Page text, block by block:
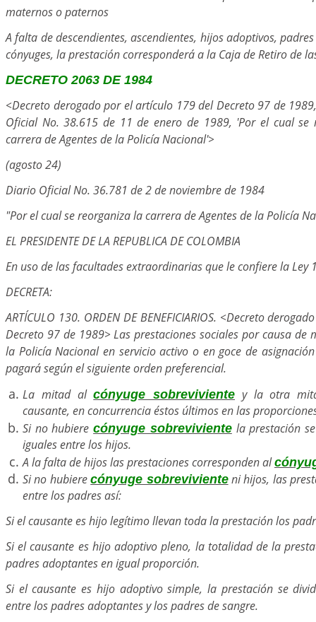
maternos o paternos
A falta de descendientes, ascendientes, hijos adoptivos,
cónyuges, la prestación corresponderá a la Caja de Retiro de
DECRETO 2063 DE 1984
<Decreto derogado por el artículo 179 del Decreto 97 de
Oficial No. 38.615 de 11 de enero de 1989, 'Por el cual se
carrera de Agentes de la Policía Nacional'>
(agosto 24)
Diario Oficial No. 36.781 de 2 de noviembre de 1984
"Por el cual se reorganiza la carrera de Agentes de la Policía
EL PRESIDENTE DE LA REPUBLICA DE COLOMBIA
En uso de las facultades extraordinarias que le confiere la Ley
DECRETA:
ARTÍCULO 130. ORDEN DE BENEFICIARIOS. <Decreto
Decreto 97 de 1989> Las prestaciones sociales por causa de
la Policía Nacional en servicio activo o en goce de
pagará según el siguiente orden preferencial.
La mitad alcónyuge sobreviviente y la otra
causante, en concurrencia éstos últimos en las
Si no hubierecónyuge sobrevivientela prestación
iguales entre los hijos.
A la falta de hijos las prestaciones corresponden al
Si no hubierecónyuge sobrevivienteni hijos, las
entre los padres así:
Si el causante es hijo legítimo llevan toda la prestación los
Si el causante es hijo adoptivo pleno, la totalidad de la
padres adoptantes en igual proporción.
Si el causante es hijo adoptivo simple, la prestación se
entre los padres adoptantes y los padres de sangre.